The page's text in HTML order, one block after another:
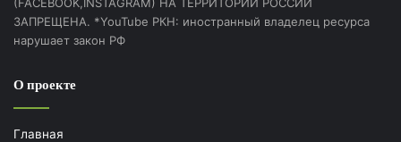
ЗАПРЕЩЕНА. *YouTube РКН: иностранный владелец ресурса
нарушает закон РФ
О проекте
Главная